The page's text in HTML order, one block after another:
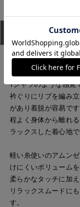
アイテム説明
ナチュラルなストレ
ジョーゼットを使用
Tシャツのような感覚
衿ぐりにリブを編み
があり着脱が容易です
程よく身体から離れ
ラックスした着心地で
軽い糸使いのアムン
けにくいボリュームを
柔らかなタッチに加
リラックスムードに
す。